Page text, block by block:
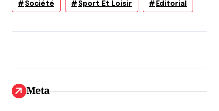
Société Sport Et Loisir Éditorial
Meta